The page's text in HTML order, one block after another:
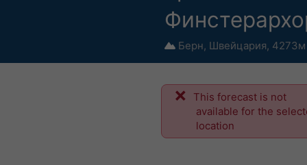
Берн, Швейцария, 4273м
This forecast is not
available for the
location